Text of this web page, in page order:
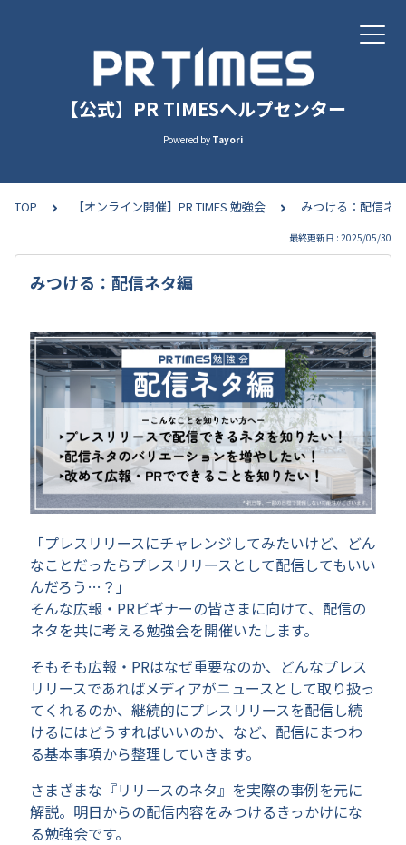
【公式】PR TIMESヘルプセンター
Powered by Tayori
TOP 【オンライン開催】PR TIMES 勉強会 みつける：配信ネ
最終更新日 : 2025/05/30
みつける：配信ネタ編
「プレスリリースにチャレンジしてみたいけど、どん
なことだったらプレスリリースとして配信してもいい
んだろう…？」
そんな広報・PRビギナーの皆さまに向けて、配信の
ネタを共に考える勉強会を開催いたします。
そもそも広報・PRはなぜ重要なのか、どんなプレス
リリースであればメディアがニュースとして取り扱っ
てくれるのか、継続的にプレスリリースを配信し続
けるにはどうすればいいのか、など、配信にまつわ
る基本事項から整理していきます。
さまざまな『リリースのネタ』を実際の事例を元に
解説。明日からの配信内容をみつけるきっかけにな
る勉強会です。